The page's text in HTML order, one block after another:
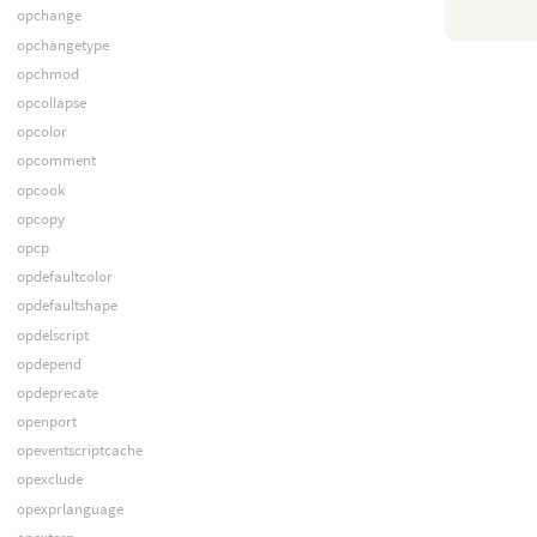
opchange
opchangetype
opchmod
opcollapse
opcolor
opcomment
opcook
opcopy
opcp
opdefaultcolor
opdefaultshape
opdelscript
opdepend
opdeprecate
openport
opeventscriptcache
opexclude
opexprlanguage